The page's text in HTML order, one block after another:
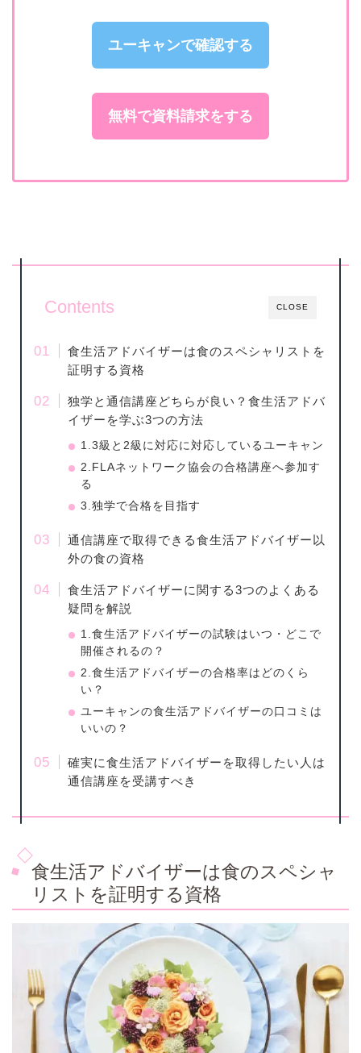
ユーキャンで確認する
無料で資料請求をする
CLOSE
Contents
食生活アドバイザーは食のスペシャリストを
証明する資格
独学と通信講座どちらが良い？食生活アドバ
イザーを学ぶ3つの方法
1.3級と2級に対応に対応しているユーキャン
2.FLAネットワーク協会の合格講座へ参加す
る
3.独学で合格を目指す
通信講座で取得できる食生活アドバイザー以
外の食の資格
食生活アドバイザーに関する3つのよくある
疑問を解説
1.食生活アドバイザーの試験はいつ・どこで
開催されるの？
2.食生活アドバイザーの合格率はどのくら
い？
ユーキャンの食生活アドバイザーの口コミは
いいの？
確実に食生活アドバイザーを取得したい人は
通信講座を受講すべき
食生活アドバイザーは食のスペシャ
リストを証明する資格